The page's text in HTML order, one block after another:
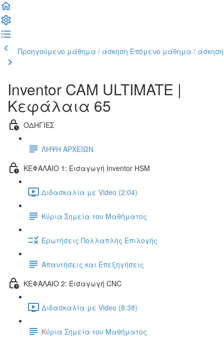
Προηγούμενο μάθημα / άσκηση Επόμενο μάθημα / άσκηση
Inventor CAM ULTIMATE |
Κεφάλαια 65
ΟΔΗΓΙΕΣ
ΛΗΨΗ ΑΡΧΕΙΩΝ
ΚΕΦΑΛΑΙΟ 1: Εισαγωγή Inventor HSM
Διδασκαλία με Video (2:04)
Κύρια Σημεία του Μαθήματος
Ερωτήσεις Πολλαπλής Επιλογής
Απαντήσεις και Επεξηγήσεις
ΚΕΦΑΛΑΙΟ 2: Εισαγωγή CNC
Διδασκαλία με Video (8:38)
Κύρια Σημεία του Μαθήματος